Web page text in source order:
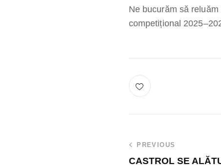
Ne bucurăm să
competițional
PREVIOUS
CASTROL SE